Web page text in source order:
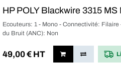
HP POLY Blackwire 3315
Ecouteurs: 1 - Mono - Connectivité:
du Bruit (ANC): Non
49,00€ HT